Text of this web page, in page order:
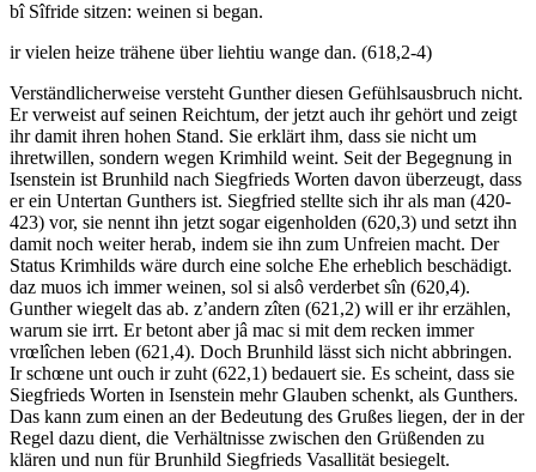
bî Sîfride sitzen: weinen si began.
ir vielen heize trähene über liehtiu wange dan. (618,2-4)
Verständlicherweise versteht Gunther diesen Gefühlsausbruch nicht.
Er verweist auf seinen Reichtum, der jetzt auch ihr gehört und zeigt
ihr damit ihren hohen Stand. Sie erklärt ihm, dass sie nicht um
ihretwillen, sondern wegen Krimhild weint. Seit der Begegnung in
Isenstein ist Brunhild nach Siegfrieds Worten davon überzeugt, dass
er ein Untertan Gunthers ist. Siegfried stellte sich ihr als man (420-
423) vor, sie nennt ihn jetzt sogar eigenholden (620,3) und setzt ihn
damit noch weiter herab, indem sie ihn zum Unfreien macht. Der
Status Krimhilds wäre durch eine solche Ehe erheblich beschädigt.
daz muos ich immer weinen, sol si alsô verderbet sîn (620,4).
Gunther wiegelt das ab. z’andern zîten (621,2) will er ihr erzählen,
warum sie irrt. Er betont aber jâ mac si mit dem recken immer
vrœlîchen leben (621,4). Doch Brunhild lässt sich nicht abbringen.
Ir schœne unt ouch ir zuht (622,1) bedauert sie. Es scheint, dass sie
Siegfrieds Worten in Isenstein mehr Glauben schenkt, als Gunthers.
Das kann zum einen an der Bedeutung des Grußes liegen, der in der
Regel dazu dient, die Verhältnisse zwischen den Grüßenden zu
klären und nun für Brunhild Siegfrieds Vasallität besiegelt.